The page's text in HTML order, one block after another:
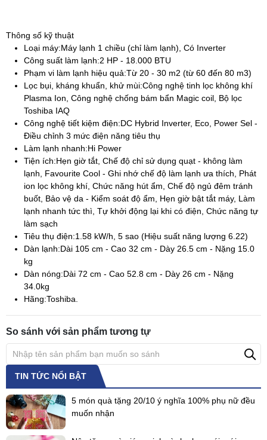
Thông số kỹ thuật
Loại máy:Máy lạnh 1 chiều (chỉ làm lạnh), Có Inverter
Công suất làm lạnh:2 HP - 18.000 BTU
Phạm vi làm lạnh hiệu quả:Từ 20 - 30 m2 (từ 60 đến 80 m3)
Lọc bụi, kháng khuẩn, khử mùi:Công nghệ tinh lọc không khí
Plasma Ion, Công nghệ chống bám bẩn Magic coil, Bộ lọc
Toshiba IAQ
Công nghệ tiết kiệm điện:DC Hybrid Inverter, Eco, Power Sel -
Điều chỉnh 3 mức điện năng tiêu thụ
Làm lạnh nhanh:Hi Power
Tiện ích:Hẹn giờ tắt, Chế độ chỉ sử dụng quạt - không làm
lạnh, Favourite Cool - Ghi nhớ chế độ làm lạnh ưa thích, Phát
ion lọc không khí, Chức năng hút ẩm, Chế độ ngủ đêm tránh
buốt, Bảo vệ da - Kiểm soát độ ẩm, Hẹn giờ bật tắt máy, Làm
lạnh nhanh tức thì, Tự khởi động lại khi có điện, Chức năng tự
làm sạch
Tiêu thụ điện:1.58 kW/h, 5 sao (Hiệu suất năng lượng 6.22)
Dàn lạnh:Dài 105 cm - Cao 32 cm - Dày 26.5 cm - Nặng 15.0
kg
Dàn nóng:Dài 72 cm - Cao 52.8 cm - Dày 26 cm - Nặng
34.0kg
Hãng:Toshiba.
So sánh với sản phẩm tương tự
TIN TỨC NỔI BẬT
5 món quà tặng 20/10 ý nghĩa 100% phụ nữ đều
muốn nhận